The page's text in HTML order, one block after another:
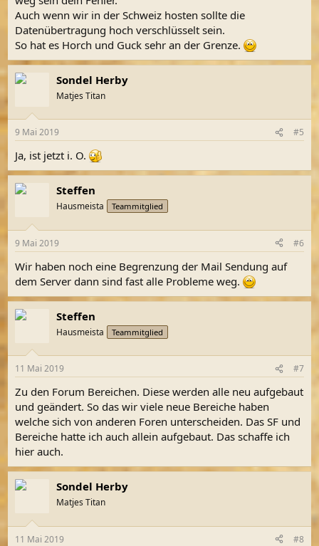
Auch wenn wir in der Schweiz hosten sollte die
Datenübertragung hoch verschlüsselt sein.
So hat es Horch und Guck sehr an der Grenze.
Sondel Herby
Matjes Titan
9 Mai 2019 #5
Ja, ist jetzt i. O.
Steffen
Hausmeista Teammitglied
9 Mai 2019 #6
Wir haben noch eine Begrenzung der Mail Sendung auf
dem Server dann sind fast alle Probleme weg.
Steffen
Hausmeista Teammitglied
11 Mai 2019 #7
Zu den Forum Bereichen. Diese werden alle neu aufgebaut
und geändert. So das wir viele neue Bereiche haben
welche sich von anderen Foren unterscheiden. Das SF und
Bereiche hatte ich auch allein aufgebaut. Das schaffe ich
hier auch.
Sondel Herby
Matjes Titan
11 Mai 2019 #8